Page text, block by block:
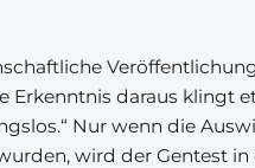
daraus klingt
Nur wenn die
wird der Gentest